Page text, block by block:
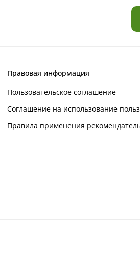
Правовая информация
Пользовательское соглашение
Соглашение на использование
Правила применения